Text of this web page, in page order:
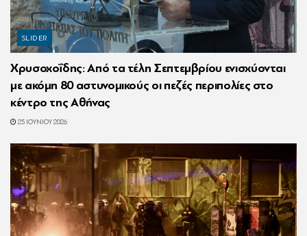
SLIDER
Χρυσοχοΐδης: Από τα τέλη Σεπτεμβρίου ενισχύονται
με ακόμη 80 αστυνομικούς οι πεζές περιπολίες στο
κέντρο της Αθήνας
25 ΙΟΥΝΊΟΥ 2026